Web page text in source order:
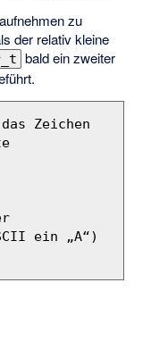
zu
der relativ kleine
bald ein zweiter
Zeichen
ein „A“)